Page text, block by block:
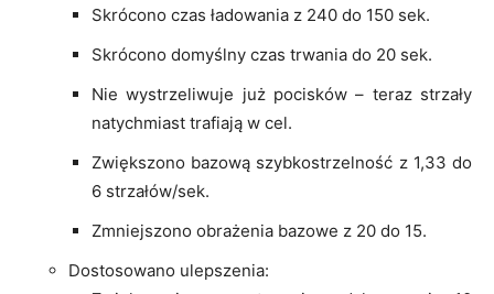
Skrócono czas ładowania z 240 do 150 sek.
Skrócono domyślny czas trwania do 20 sek.
Nie wystrzeliwuje już pocisków – teraz strzały
natychmiast trafiają w cel.
Zwiększono bazową szybkostrzelność z 1,33 do
6 strzałów/sek.
Zmniejszono obrażenia bazowe z 20 do 15.
Dostosowano ulepszenia: